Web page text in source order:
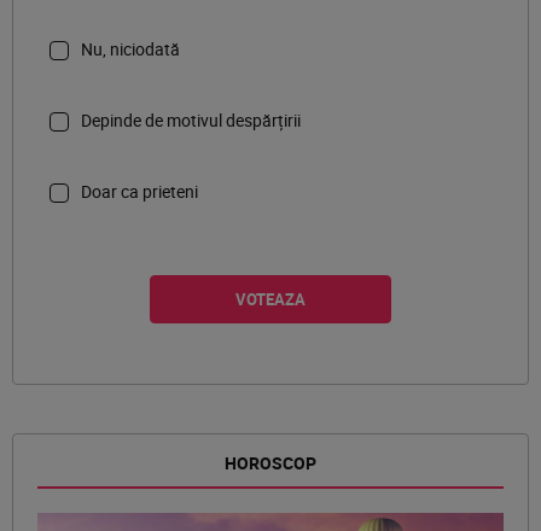
Nu, niciodată
Depinde de motivul despărțirii
Doar ca prieteni
HOROSCOP